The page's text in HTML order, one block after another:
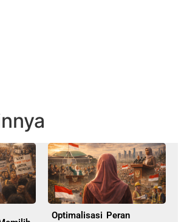
Optimalisasi Peran